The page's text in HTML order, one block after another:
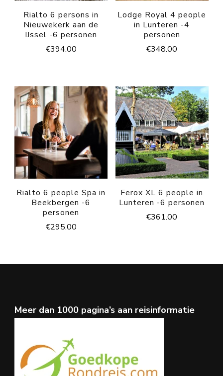
Rialto 6 persons in
Nieuwekerk aan de
IJssel -6 personen
€394.00
Lodge Royal 4 people
in Lunteren -4
personen
€348.00
Rialto 6 people Spa in
Beekbergen -6
personen
€295.00
Ferox XL 6 people in
Lunteren -6 personen
€361.00
Meer dan 1000 pagina’s aan reisinformatie